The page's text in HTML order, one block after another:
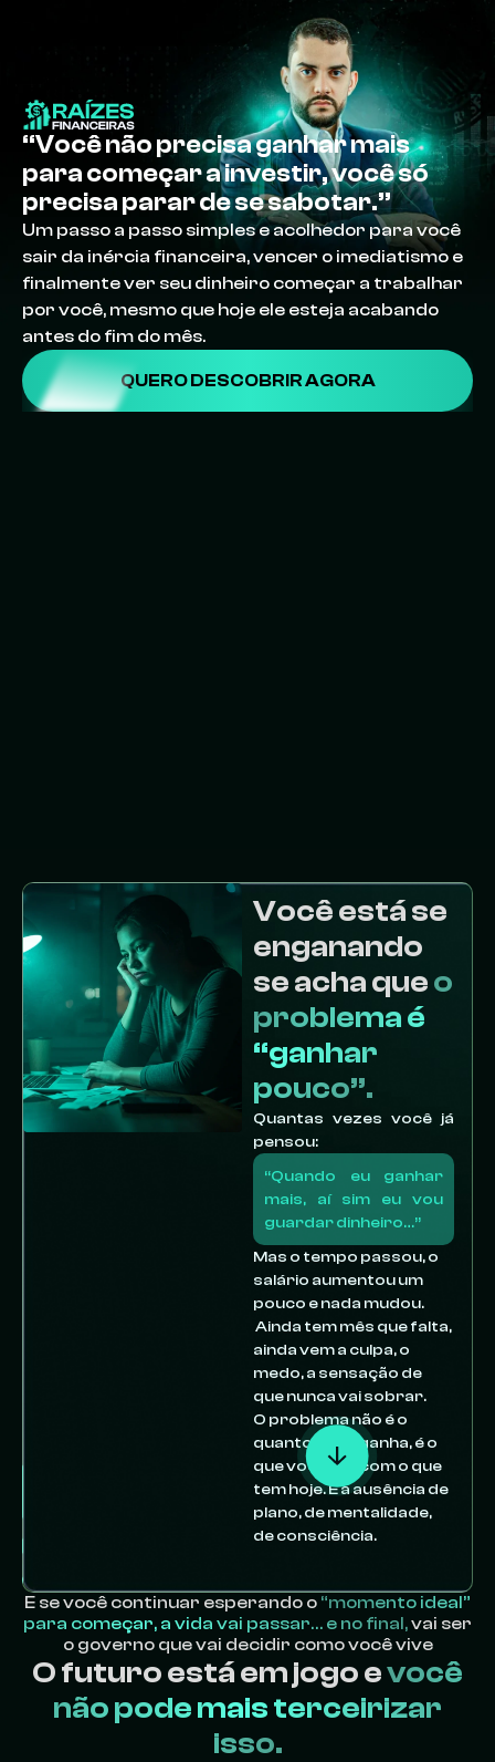
“Você não precisa ganhar mais
para começar a investir, você só
precisa parar de se sabotar.”
Um passo a passo simples e acolhedor para você
sair da inércia financeira, vencer o imediatismo e
finalmente ver seu dinheiro começar a trabalhar
por você, mesmo que hoje ele esteja acabando
antes do fim do mês.
QUERO DESCOBRIR AGORA
Você está se
enganando
se acha queo
problema é
“ganhar
pouco”.
Quantas vezes você já
pensou:
“Quando eu ganhar
mais, aí sim eu vou
guardar dinheiro…”
Mas o tempo passou, o
salário aumentou um
pouco e nada mudou.
Ainda tem mês que falta,
ainda vem a culpa, o
medo, a sensação de
que nunca vai sobrar.
O problema não é o
quanto você ganha, é o
que você faz com o que
tem hoje. É a ausência de
plano, de mentalidade,
de consciência.
E se você continuar esperando o “momento ideal”
para começar, a vida vai passar… e no final,vai ser
o governo que vai decidir como você vive
O futuro está em jogo evocê
não pode mais terceirizar
isso.